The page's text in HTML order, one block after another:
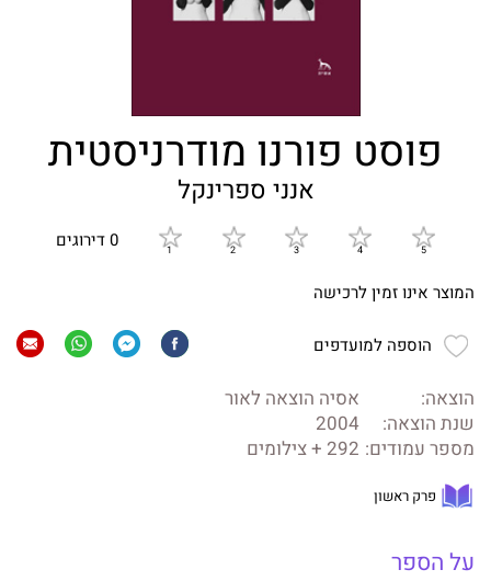
פוסט פורנו מודרניסטית
אנני ספרינקל
0 דירוגים
המוצר אינו זמין לרכישה
הוספה למועדפים
הוצאה:
אסיה הוצאה לאור
שנת הוצאה:
2004
מספר עמודים: 292 + צילומים
פרק ראשון
על הספר